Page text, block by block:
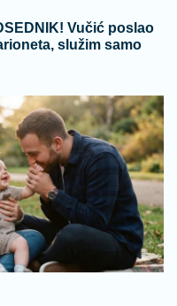
Vučić poslao
služim samo